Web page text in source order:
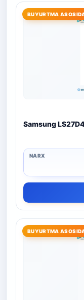
BUYURTMA
Samsung
BUYURTMA